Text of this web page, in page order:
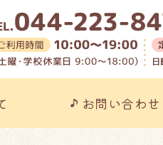
と｜放課後等デイ
お問い合わせ